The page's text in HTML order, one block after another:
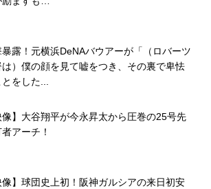
露！元横浜DeNAバウアーが「（ロバーツ
は）僕の顔を見て嘘をつき、その裏で卑怯
とをした...
像】大谷翔平が今永昇太から圧巻の25号先
アーチ！
像】球団史上初！阪神ガルシアの来日初安